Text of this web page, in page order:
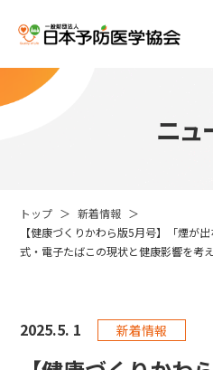
ニュ
トップ
新着情報
【健康づくりかわら版5月号】「煙が
式・電子たばこの現状と健康影響を考
2025.5. 1 新着情報